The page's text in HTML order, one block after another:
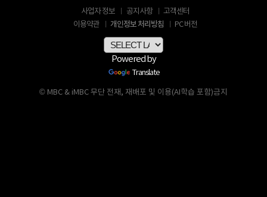
사업자 정보 공지사항
고객센터
이용약관
개인정보 처리방침 PC 버전
Powered by
Translate
© MBC & iMBC 무단 전재, 재배포 및 이용(AI학습 포함)금지